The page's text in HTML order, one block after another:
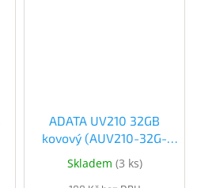
ADATA UV210 32GB
kovový (AUV210-32G-
RGD) (AUV210-32G-RGD)
Skladem (3 ks)